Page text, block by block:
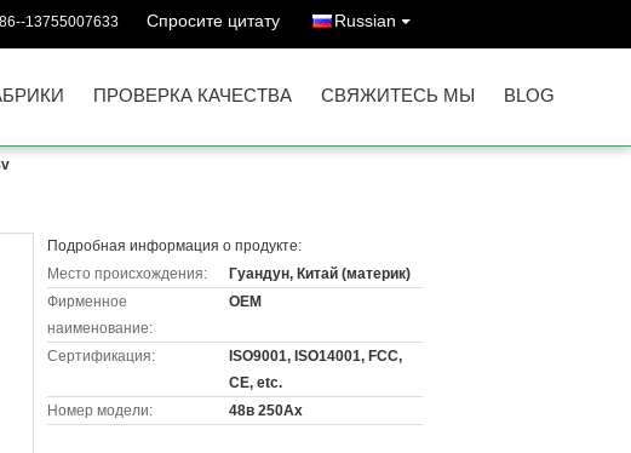
86--13755007633 Спросите цитату Russian
ПРОВЕРКА КАЧЕСТВА СВЯЖИТЕСЬ МЫ BLOG
Подробная информация о продукте:
Место происхождения:
Гуандун, Китай (материк)
Фирменное
наименование:
OEM
Сертификация:
ISO9001, ISO14001, FCC,
CE, etc.
Номер модели:
48в 250Ах